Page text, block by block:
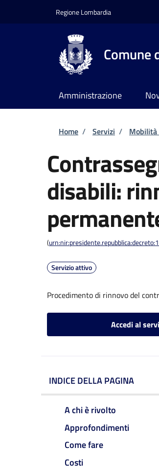
Regione Lombardia
Comune
Amministrazione
Briciole di
Home / Servizi /
disabili:
(
Servizio attivo
Procedimento di rinnovo del
Accedi al
INDICE DELLA PAGINA
A chi è rivolto
Approfondimenti
Come fare
Costi